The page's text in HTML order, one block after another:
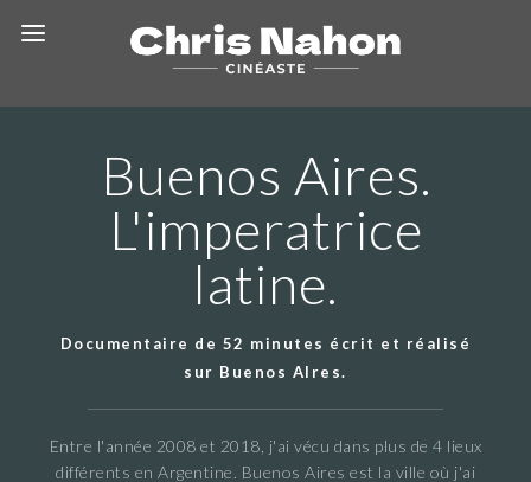
Buenos Aires.
L'imperatrice
latine.
Documentaire de 52 minutes écrit et réalisé
sur Buenos AIres.
Entre l'année 2008 et 2018, j'ai vécu dans plus de 4 lieux
différents en Argentine. Buenos Aires est la ville où j'ai